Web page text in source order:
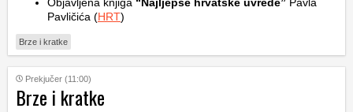
Pavličića (HRT)
Brze i kratke
Prekjučer (11:00)
Brze i kratke